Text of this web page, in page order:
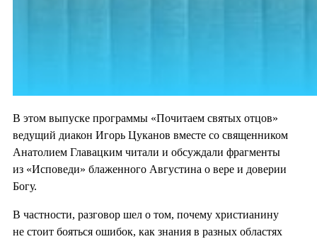
В этом выпуске программы «Почитаем святых отцов»
ведущий диакон Игорь Цуканов вместе со священником
Анатолием Главацким читали и обсуждали фрагменты
из «Исповеди» блаженного Августина о вере и доверии
Богу.
В частности, разговор шел о том, почему христианину
не стоит бояться ошибок, как знания в разных областях